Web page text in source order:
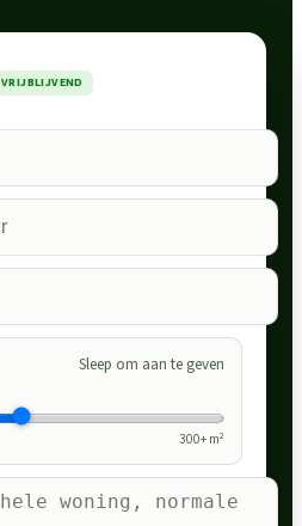
VRIJBLIJVEND
Sleep om aan te geven
300+ m²